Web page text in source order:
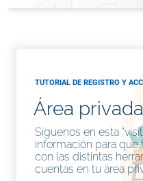
TUTORIAL DE REGISTRO Y
Área
Síguenos en esta
información para
con las distintas
cuentas en tu área